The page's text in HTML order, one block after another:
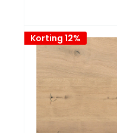
Korting 12%